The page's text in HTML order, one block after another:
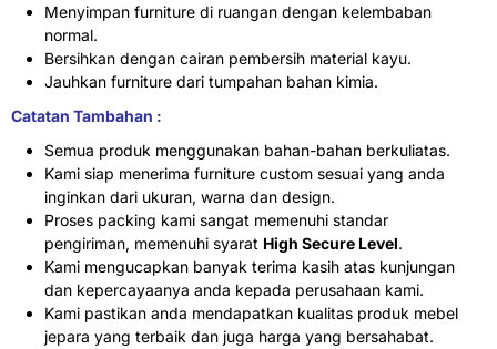
Menyimpan furniture di ruangan dengan kelembaban
normal.
Bersihkan dengan cairan pembersih material kayu.
Jauhkan furniture dari tumpahan bahan kimia.
Catatan Tambahan :
Semua produk menggunakan bahan-bahan berkuliatas.
Kami siap menerima furniture custom sesuai yang anda
inginkan dari ukuran, warna dan design.
Proses packing kami sangat memenuhi standar
pengiriman, memenuhi syarat High Secure Level.
Kami mengucapkan banyak terima kasih atas kunjungan
dan kepercayaanya anda kepada perusahaan kami.
Kami pastikan anda mendapatkan kualitas produk mebel
jepara yang terbaik dan juga harga yang bersahabat.